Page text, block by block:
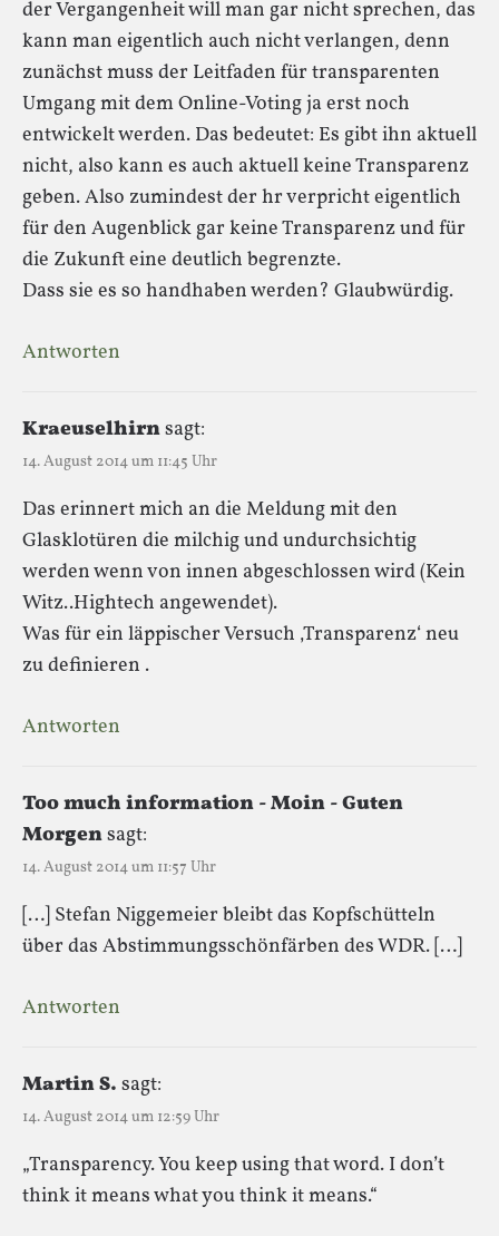
der Vergangenheit will man gar nicht sprechen, das
kann man eigentlich auch nicht verlangen, denn
zunächst muss der Leitfaden für transparenten
Umgang mit dem Online-Voting ja erst noch
entwickelt werden. Das bedeutet: Es gibt ihn aktuell
nicht, also kann es auch aktuell keine Transparenz
geben. Also zumindest der hr verpricht eigentlich
für den Augenblick gar keine Transparenz und für
die Zukunft eine deutlich begrenzte.
Dass sie es so handhaben werden? Glaubwürdig.
Antworten
Kraeuselhirnsagt:
14. August 2014 um 11:45 Uhr
Das erinnert mich an die Meldung mit den
Glasklotüren die milchig und undurchsichtig
werden wenn von innen abgeschlossen wird (Kein
Witz..Hightech angewendet).
Was für ein läppischer Versuch ‚Transparenz‘ neu
zu definieren .
Antworten
Too much information - Moin - Guten
Morgensagt:
14. August 2014 um 11:57 Uhr
[…] Ste­fan Nig­ge­meier bleibt das Kopf­schüt­teln
über das Abstim­mungs­schön­fär­ben des WDR. […]
Antworten
Martin S. sagt:
14. August 2014 um 12:59 Uhr
„Transparency. You keep using that word. I don’t
think it means what you think it means.“